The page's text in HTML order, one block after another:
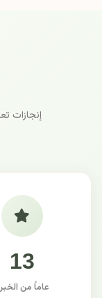
إنجازات
13
عاماً من